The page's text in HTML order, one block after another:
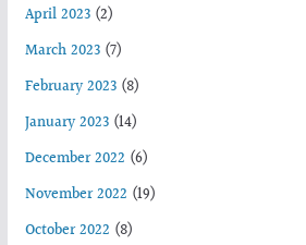
April 2023(2)
March 2023(7)
February 2023(8)
January 2023(14)
December 2022 (6)
November 2022 (19)
October 2022 (8)